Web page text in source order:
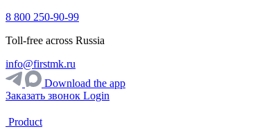
8 800 250-90-99
Toll-free across Russia
info@firstmk.ru
Download the app
Заказать звонок Login
Product